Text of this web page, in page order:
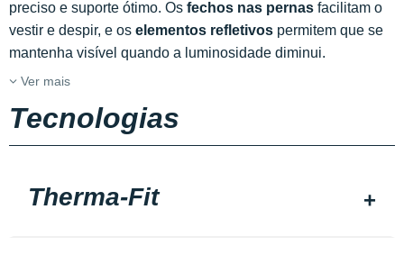
preciso e suporte ótimo. Os fechos nas pernas facilitam o
vestir e despir, e os elementos refletivos permitem que se
mantenha visível quando a luminosidade diminui.
Ver mais
Tecnologias
Therma-Fit